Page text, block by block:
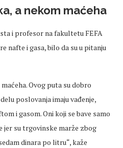
a nekom maćeha
i profesor na fakultetu FEFA
nafte i gasa, bilo da su u pitanju
Ovog puta su dobro
poslovanja imaju vađenje,
i gasom. Oni koji se bave samo
jer su trgovinske marže zbog
dinara po litru“, kaže